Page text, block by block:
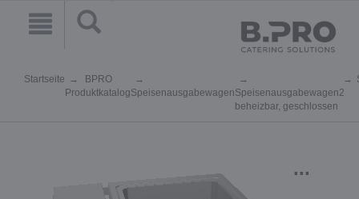
Startseite
BPRO
ProduktkatalogSpeisenausgabewagenSpeisenausgabewagen
beheizbar, geschlossen
2
...